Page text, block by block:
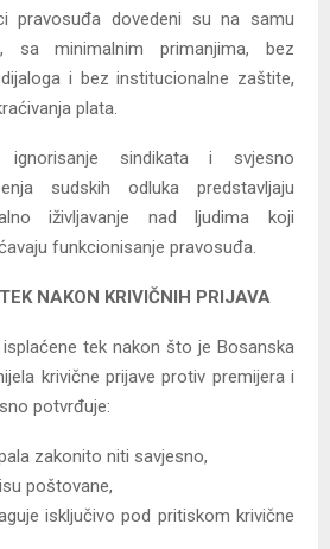
pravosuđa dovedeni su na samu
sa minimalnim primanjima, bez
i bez institucionalne zaštite,
plata.
ignorisanje sindikata i svjesno
sudskih odluka predstavljaju
iživljavanje nad ljudima koji
funkcionisanje pravosuđa.
NAKON KRIVIČNIH PRIJAVA
tek nakon što je Bosanska
krivične prijave protiv premijera i
potvrđuje:
zakonito niti savjesno,
poštovane,
isključivo pod pritiskom krivične